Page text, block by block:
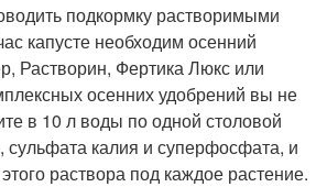
подкормку растворимыми
капусте необходим осенний
Растворин, Фертика Люкс или
осенних удобрений вы не
в 10 л воды по одной столовой
калия и суперфосфата, и
раствора под каждое растение.